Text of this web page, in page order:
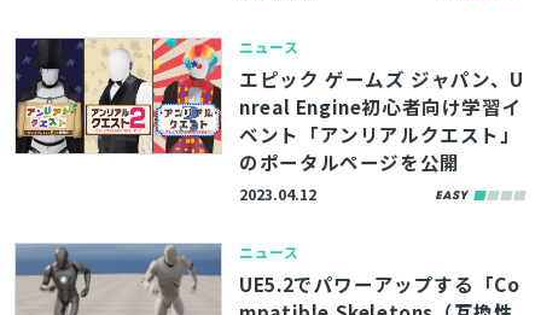
ニュース
エピック ゲームズ ジャパン、U
nreal Engine初心者向け学習イ
ベント「アンリアルクエスト」
のポータルページを公開
2023.04.12
ニュース
UE5.2でパワーアップする「Co